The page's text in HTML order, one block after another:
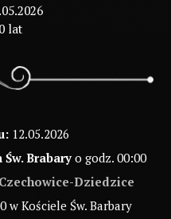
lat
12.05.2026
Brabary o godz. 00:00
Dziedzice
w Kościele Św. Barbary